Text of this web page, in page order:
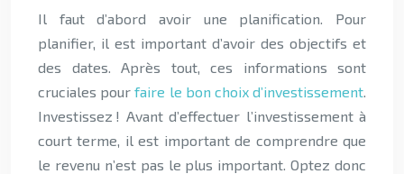
Il faut d’abord avoir une planification. Pour
planifier, il est important d’avoir des objectifs et
des dates. Après tout, ces informations sont
cruciales pourfaire le bon choix d’investissement.
Investissez ! Avant d’effectuer l’investissement à
court terme, il est important de comprendre que
le revenu n’est pas le plus important. Optez donc